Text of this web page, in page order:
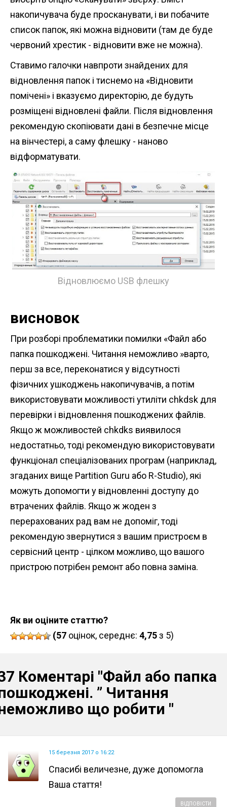
накопичувача буде просканувати, і ви побачите
список папок, які можна відновити (там де буде
червоний хрестик - відновити вже не можна).
Ставимо галочки навпроти знайдених для
відновлення папок і тиснемо на «Відновити
помічені» і вказуємо директорію, де будуть
розміщені відновлені файли. Після відновлення
рекомендую скопіювати дані в безпечне місце
на вінчестері, а саму флешку - наново
відформатувати.
Відновлюємо USB флешку
висновок
При розборі проблематики помилки «Файл або
папка пошкоджені. Читання неможливо »варто,
перш за все, переконатися у відсутності
фізичних ушкоджень накопичувачів, а потім
використовувати можливості утиліти chkdsk для
перевірки і відновлення пошкоджених файлів.
Якщо ж можливостей chkdks виявилося
недостатньо, тоді рекомендую використовувати
функціонал спеціалізованих програм (наприклад,
згаданих вище Partition Guru або R-Studio), які
можуть допомогти у відновленні доступу до
втрачених файлів. Якщо ж жоден з
перерахованих рад вам не допоміг, тоді
рекомендую звернутися з вашим пристроєм в
сервісний центр - цілком можливо, що вашого
пристрою потрібен ремонт або повна заміна.
Як ви оціните статтю?
(57 оцінок, середнє: 4,75з 5)
Коментарі "Файл або папка
” Читання
що робити "
15 березня 2017 о 16:22
Спасибі величезне, дуже допомогла
Ваша стаття!
ВІДПОВІСТИ